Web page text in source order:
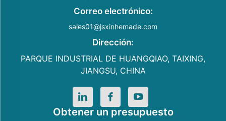
Correo electrónico:
sales01@jsxinhemade.com
Dirección:
PARQUE INDUSTRIAL DE HUANGQIAO, TAIXING,
JIANGSU, CHINA
Obtener un presupuesto